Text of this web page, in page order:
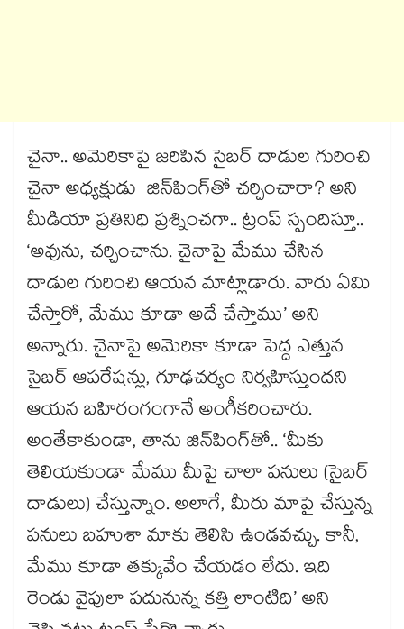
చైనా.. అమెరికాపై జరిపిన సైబర్ దాడుల గురించి
చైనా అధ్యక్షుడు జిన్‌‌పింగ్‌‌తో చర్చించారా? అని
మీడియా ప్రతినిధి ప్రశ్నించగా.. ట్రంప్ స్పందిస్తూ..
‘అవును, చర్చించాను. చైనాపై మేము చేసిన
దాడుల గురించి ఆయన మాట్లాడారు. వారు ఏమి
చేస్తారో, మేము కూడా అదే చేస్తాము’ అని
అన్నారు. చైనాపై అమెరికా కూడా పెద్ద ఎత్తున
సైబర్ ఆపరేషన్లు, గూఢచర్యం నిర్వహిస్తుందని
ఆయన బహిరంగంగానే అంగీకరించారు.
అంతేకాకుండా, తాను జిన్‌‌పింగ్‌‌తో.. ‘మీకు
తెలియకుండా మేము మీపై చాలా పనులు (సైబర్
దాడులు) చేస్తున్నాం. అలాగే, మీరు మాపై చేస్తున్న
పనులు బహుశా మాకు తెలిసి ఉండవచ్చు. కానీ,
మేము కూడా తక్కువేం చేయడం లేదు. ఇది
రెండు వైపులా పదునున్న కత్తి లాంటిది’ అని